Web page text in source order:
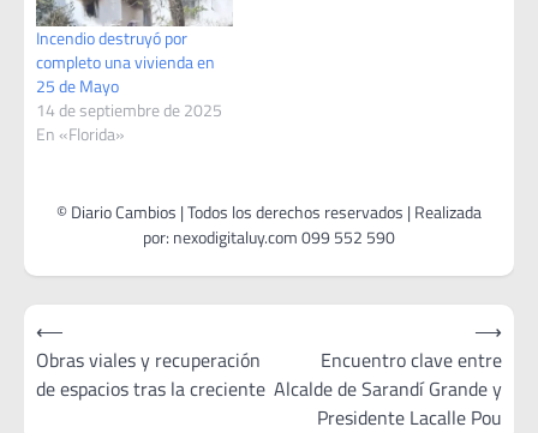
Incendio destruyó por
completo una vivienda en
25 de Mayo
14 de septiembre de 2025
En «Florida»
Navegación
de
entradas
⟵
Obras viales y recuperación
de espacios tras la creciente
Encuentro clave entre
Alcalde de Sarandí Grande y
Presidente Lacalle Pou
⟶